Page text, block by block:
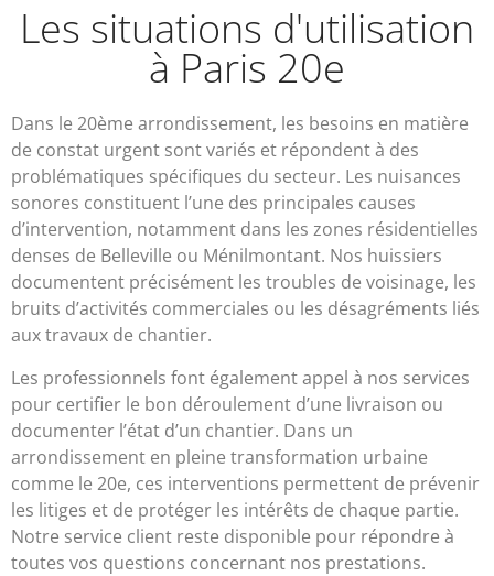
Les situations d'utilisation
à Paris 20e
Dans le 20ème arrondissement, les besoins en matière
de constat urgent sont variés et répondent à des
problématiques spécifiques du secteur. Les nuisances
sonores constituent l’une des principales causes
d’intervention, notamment dans les zones résidentielles
denses de Belleville ou Ménilmontant. Nos huissiers
documentent précisément les troubles de voisinage, les
bruits d’activités commerciales ou les désagréments liés
aux travaux de chantier.
Les professionnels font également appel à nos services
pour certifier le bon déroulement d’une livraison ou
documenter l’état d’un chantier. Dans un
arrondissement en pleine transformation urbaine
comme le 20e, ces interventions permettent de prévenir
les litiges et de protéger les intérêts de chaque partie.
Notre service client reste disponible pour répondre à
toutes vos questions concernant nos prestations.